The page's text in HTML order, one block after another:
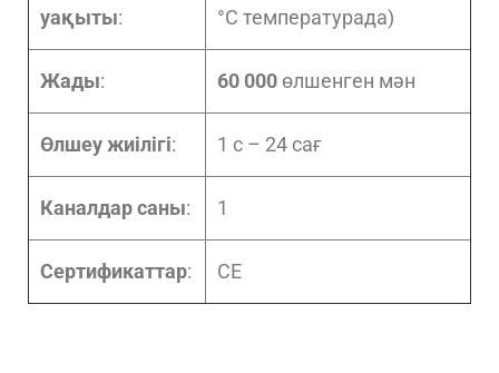
уақыты:
°C температурада)
Жады: 60 000 өлшенген мән
Өлшеу жиілігі: 1 с – 24 сағ
Каналдар саны: 1
Сертификаттар: CE